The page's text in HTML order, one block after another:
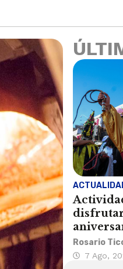
Rosario
7 Ago,